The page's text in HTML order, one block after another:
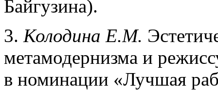
Байгузина).
3. Колодина Е.М.
метамодернизма и
в номинации «Лучшая